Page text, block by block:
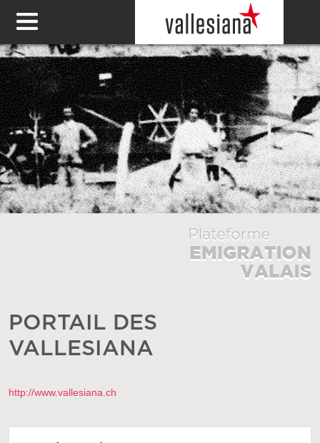
PORTAIL DES
VALLESIANA
http://www.vallesiana.ch